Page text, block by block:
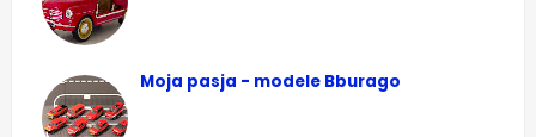
Moja pasja - modele Bburago